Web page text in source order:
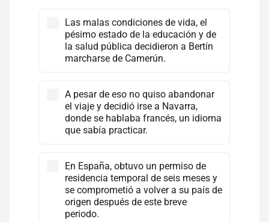
Las malas condiciones de vida, el
pésimo estado de la educación y de
la salud pública decidieron a Bertín
marcharse de Camerún.
A pesar de eso no quiso abandonar
el viaje y decidió irse a Navarra,
donde se hablaba francés, un idioma
que sabía practicar.
En España, obtuvo un permiso de
residencia temporal de seis meses y
se comprometió a volver a su país de
origen después de este breve
periodo.